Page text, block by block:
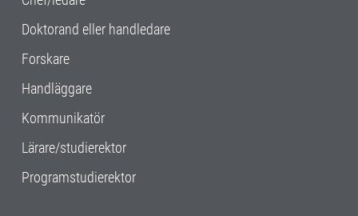
Doktorand eller handledare
Forskare
Handläggare
Kommunikatör
Lärare/studierektor
Programstudierektor